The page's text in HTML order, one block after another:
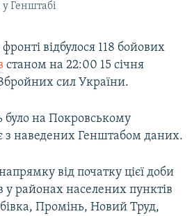
Генштабі
відбулося 118 бойових
станом на 22:00 15 січня
сил України.
було на Покровському
з наведених Генштабом даних.
від початку цієї доби
у районах населених пунктів
Промінь, Новий Труд,